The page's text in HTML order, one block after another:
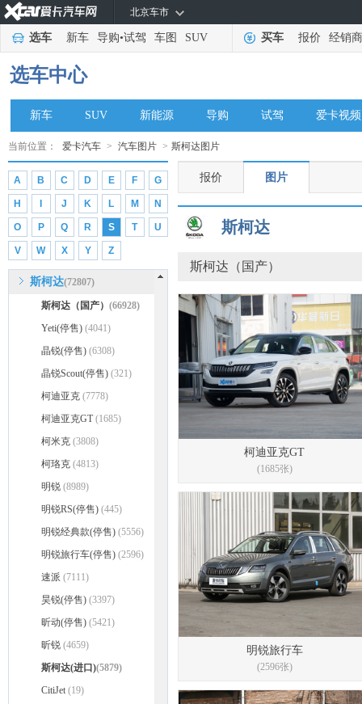
北京车市
选车 新车 导购•试驾 车图 SUV 买车 报价 经销商
选车中心
新车 SUV 新能源 导购 试驾 爱卡视频
当前位置： 爱卡汽车 > 汽车图片 > 斯柯达图片
A B C D E F G
H J K L M N
O P Q R S T U
V W X Y Z
日产(75526)
荣威 (47912)
睿蓝汽车(2391)
瑞麒
瑞驰汽车 (402)
Rezvani(95)
锐马克(88)
Rivian (30)
S
示界 (43)
斯柯达(72807)
斯柯达（国产） (66928)
Yeti(停售) (4041)
晶锐(停售) (6308)
晶锐Scout(停售) (321)
柯迪亚克 (7778)
柯迪亚克GT(1685)
柯米克 (3808)
柯珞克 (4813)
明锐 (8989)
明锐RS(停售) (445)
明锐经典款(停售) (5556)
明锐旅行车(停售) (2596)
速派 (7111)
昊锐(停售) (3397)
昕动(停售) (5421)
昕锐 (4659)
斯柯达(进口)(5879)
CitiJet (19)
报价 图片
斯柯达
斯柯达（国产）
柯迪亚克GT
(1685张)
明锐旅行车
(2596张)